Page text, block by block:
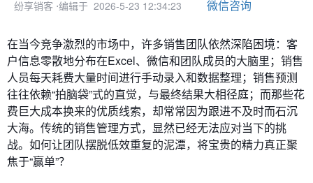
纷享销客 ⋅编辑于 2026-5-23 12:34:23 微信咨询
在当今竞争激烈的市场中，许多销售团队依然深陷困境：客
户信息零散地分布在Excel、微信和团队成员的大脑里；销售
人员每天耗费大量时间进行手动录入和数据整理；销售预测
往往依赖“拍脑袋”式的直觉，与最终结果大相径庭；而那些花
费巨大成本换来的优质线索，却常常因为跟进不及时而石沉
大海。传统的销售管理方式，显然已经无法应对当下的挑
战。如何让团队摆脱低效重复的泥潭，将宝贵的精力真正聚
焦于“赢单”？